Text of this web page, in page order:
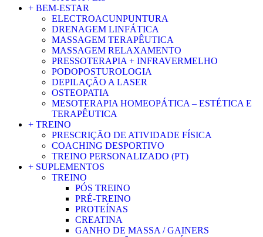
+ BEM-ESTAR
ELECTROACUNPUNTURA
DRENAGEM LINFÁTICA
MASSAGEM TERAPÊUTICA
MASSAGEM RELAXAMENTO
PRESSOTERAPIA + INFRAVERMELHO
PODOPOSTUROLOGIA
DEPILAÇÃO A LASER
OSTEOPATIA
MESOTERAPIA HOMEOPÁTICA – ESTÉTICA E
TERAPÊUTICA
+ TREINO
PRESCRIÇÃO DE ATIVIDADE FÍSICA
COACHING DESPORTIVO
TREINO PERSONALIZADO (PT)
+ SUPLEMENTOS
TREINO
PÓS TREINO
PRÉ-TREINO
PROTEÍNAS
CREATINA
GANHO DE MASSA / GAINERS